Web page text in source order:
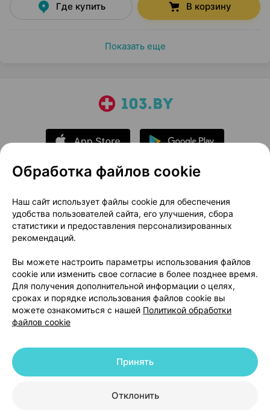
Где купить В корзину
Показать еще
О проекте
Новости проекта
Размещение рекламы
Медицинский маркетинг
Публичный договор
Доставка
Способы оплаты
Вакансии
Партнеры
Написать руководителю 103.by
Написать в поддержку
Персональные настройки Cookie
© 2026 ООО «Артокс Лаб», УНП 191700409 | 220012, Республика Беларусь,
+375 291212755
Обработка файлов cookie
Наш сайт использует файлы cookie для обеспечения
удобства пользователей сайта, его улучшения, сбора
статистики и предоставления персонализированных
рекомендаций.
Вы можете настроить параметры использования файлов
cookie или изменить свое согласие в более позднее время.
Для получения дополнительной информации о целях,
сроках и порядке использования файлов cookie вы
можете ознакомиться с нашей Политикой обработки
файлов cookie
Отклонить
Принять